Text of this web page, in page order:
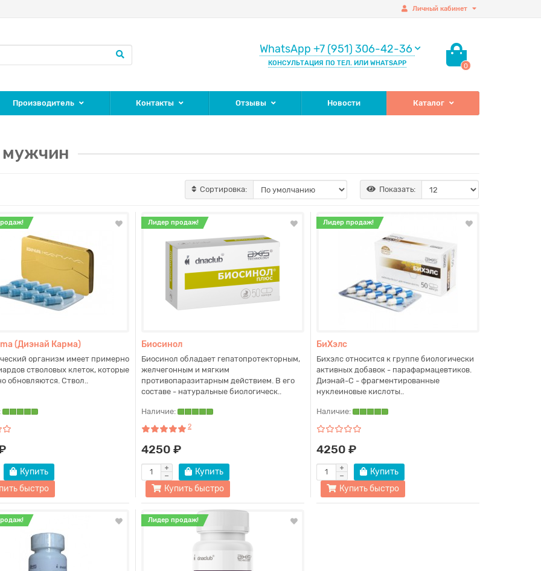
Личный кабинет
WhatsApp +7 (951) 306-42-36
КОНСУЛЬТАЦИЯ ПО ТЕЛ. ИЛИ WHATSAPP 0
Производитель Контакты Отзывы Новости Каталог
Сортировка: Показать:
(Диэнай Карма)
организм имеет примерно
стволовых клеток, которые
обновляются. Ствол..
Купить
быстро
Лидер продаж!
Биосинол
Биосинол обладает гепатопротекторным,
желчегонным и мягким
противопаразитарным действием. В его
составе - натуральные биологическ..
Наличие:
2
4250 ₽
Купить
Купить быстро
Лидер продаж!
БиХэлс
Бихэлс относится к группе биологически
активных добавок - парафармацевтиков.
Диэнай-С - фрагментированные
нуклеиновые кислоты..
Наличие:
4250 ₽
Купить
Купить быстро
Лидер продаж!